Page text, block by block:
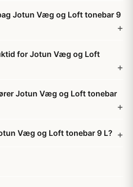
Jotun Væg og Loft tonebar 9
for Jotun Væg og Loft
Jotun Væg og Loft tonebar
Væg og Loft tonebar 9 L?